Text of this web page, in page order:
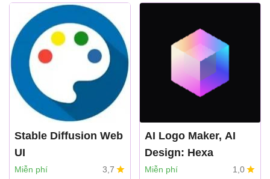
Stable Diffusion Web
UI
Miễn phí 3,7
AI Logo Maker, AI
Design: Hexa
Superapp Labs
Miễn phí 1,0